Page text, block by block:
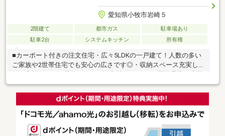
愛知県小牧市岩崎５
2階建て 都市ガス
駐車場あり
駐車2台
システムキッチン 所有権
■カーポート付きの注文住宅・広々5LDKの一戸建て！人数の多い
ご家族や2世帯住宅でも安心の広さです◎・収納スペース充実して
小学校 徒歩約19分・岩崎中学校 徒歩約10分・小牧市コミュニ
ティ「南岩崎台」停 徒歩約2分・バロー小牧岩崎店 徒歩約7
分・スギドラッグ小牧岩崎店 徒歩約6分■中古+リノベーション
ナカジツなら不動産のプロと建築のプロがワンストップで対応す
ローンのご相談や現地内覧のご予約等いつでも承っております！